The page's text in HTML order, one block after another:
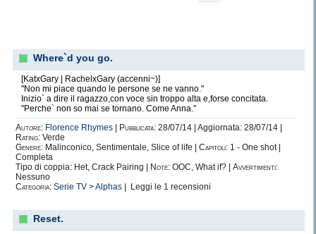
Where`d you go.
[KatxGary | RachelxGary (accenni~)]
"Non mi piace quando le persone se ne vanno."
Inizio` a dire il ragazzo,con voce sin troppo alta e,forse concitata.
"Perche` non so mai se tornano. Come Anna."
Autore: Florence Rhymes Pubblicata: 28/07/14 | Aggiornata: 28/07/14 |
Rating: Verde
Genere: Malinconico, Sentimentale, Slice of life | Capitoli: 1 - One shot |
Completa
Tipo di coppia: Het, Crack Pairing |
Note: OOC, What if? | Avvertimenti:
Nessuno
Categoria: Serie TV >Alphas | Leggi le 1 recensioni
Reset.